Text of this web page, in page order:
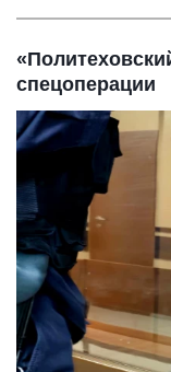
спецоперации